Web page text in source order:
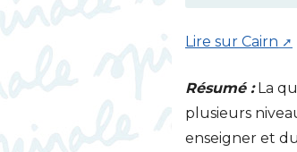
Lire sur Cairn
Résumé : La
plusieurs
enseigner et